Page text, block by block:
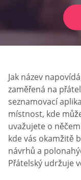
Jak název
zaměřená na
seznamovací
místnost, kde
uvažujete o
kde vás okamžitě
návrhů a
Přátelský udržuje